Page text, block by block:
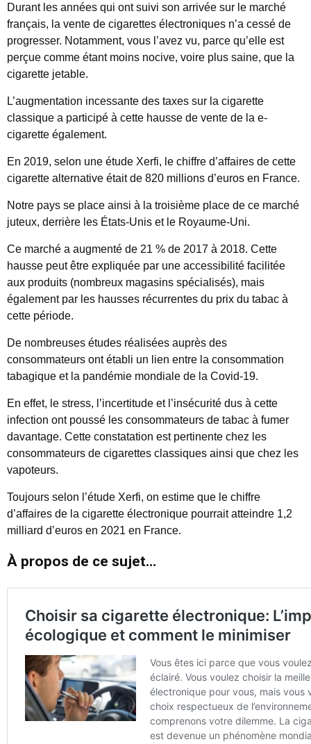
Durant les années qui ont suivi son arrivée sur le marché
français, la vente de cigarettes électroniques n’a cessé de
progresser. Notamment, vous l’avez vu, parce qu’elle est
perçue comme étant moins nocive, voire plus saine, que la
cigarette jetable.
L’augmentation incessante des taxes sur la cigarette
classique a participé à cette hausse de vente de la e-
cigarette également.
En 2019, selon une étude Xerfi, le chiffre d’affaires de cette
cigarette alternative était de 820 millions d’euros en France.
Notre pays se place ainsi à la troisième place de ce marché
juteux, derrière les États-Unis et le Royaume-Uni.
Ce marché a augmenté de 21 % de 2017 à 2018. Cette
hausse peut être expliquée par une accessibilité facilitée
aux produits (nombreux magasins spécialisés), mais
également par les hausses récurrentes du prix du tabac à
cette période.
De nombreuses études réalisées auprès des
consommateurs ont établi un lien entre la consommation
tabagique et la pandémie mondiale de la Covid-19.
En effet, le stress, l’incertitude et l’insécurité dus à cette
infection ont poussé les consommateurs de tabac à fumer
davantage. Cette constatation est pertinente chez les
consommateurs de cigarettes classiques ainsi que chez les
vapoteurs.
Toujours selon l’étude Xerfi, on estime que le chiffre
d’affaires de la cigarette électronique pourrait atteindre 1,2
milliard d’euros en 2021 en France.
À propos de ce sujet…